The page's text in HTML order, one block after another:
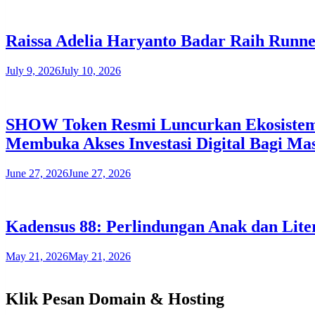
Raissa Adelia Haryanto Badar Raih
July 9, 2026July 10, 2026
SHOW Token Resmi Luncurkan
Membuka Akses Investasi Digital Bagi
June 27, 2026June 27, 2026
Kadensus 88: Perlindungan Anak dan
May 21, 2026May 21, 2026
Klik Pesan Domain & Hosting